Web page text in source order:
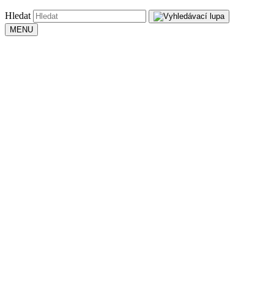
Hledat
MENU